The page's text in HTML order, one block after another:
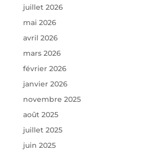
juillet 2026
mai 2026
avril 2026
mars 2026
février 2026
janvier 2026
novembre 2025
août 2025
juillet 2025
juin 2025